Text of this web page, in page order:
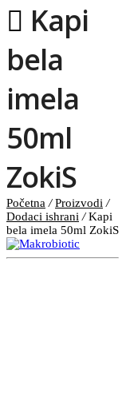
Kapi
bela
imela
50ml
ZokiS
Početna / Proizvodi /
Dodaci ishrani /Kapi
bela imela 50ml ZokiS